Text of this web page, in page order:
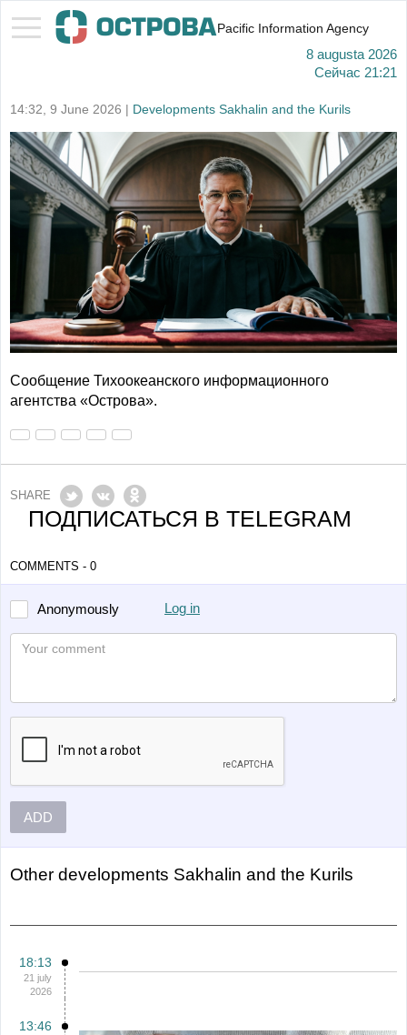
Pacific Information Agency
8 augusta 2026
Сейчас 21:21
14:32, 9 June 2026 | Developments Sakhalin and the Kurils
Сообщение Тихоокеанского информационного
агентства «Острова».
SHARE
ПОДПИСАТЬСЯ В TELEGRAM
COMMENTS - 0
Anonymously Log in
ADD
Other Developments Sakhalin and the Kurils
18:13
21 july
2026
13:46